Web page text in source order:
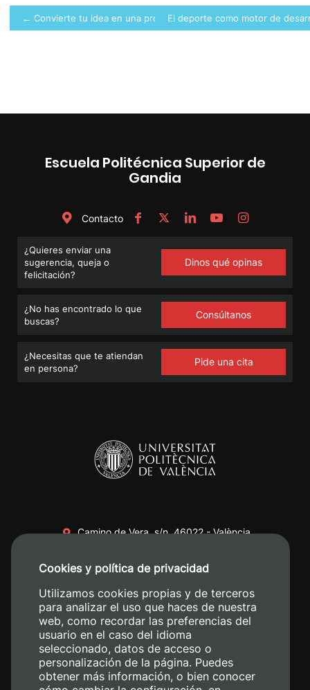
Navegación
de
← Convierte tu idea en una propuesta realEl deporte como motor de
Escuela Politécnica Superior de
Gandia
Contacto
¿Quieres enviar una
sugerencia, queja o
felicitación?
Dinos qué opinas
¿No has encontrado lo que
buscas?
Consúltanos
¿Necesitas que te atiendan
en persona?
Pide una cita
Camino de Vera, s/n. 46022 - València
+34 620 04 00 50
Cookies y política de privacidad
Utilizamos cookies propias y de terceros
para analizar el uso que haces de nuestra
web, como recordar las preferencias del
usuario en el caso del idioma
seleccionado, datos de acceso o
personalización de la página. Puedes
obtener más información, o bien conocer